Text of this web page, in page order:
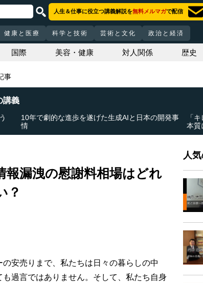
人生＆仕事に役立つ講義解説を無料メルマガで配信
健康と医療 科学と技術 芸術と文化 政治と経済
国際 美容・健康 対人関係 歴史
事
講義
10年で劇的な進歩を遂げた生成AIと日本の開発事
情
「
本質
報漏洩の慰謝料相場はどれ
？
安売りまで、私たちは日々の暮らしの中
過言ではありません。そして、私たち自身
人